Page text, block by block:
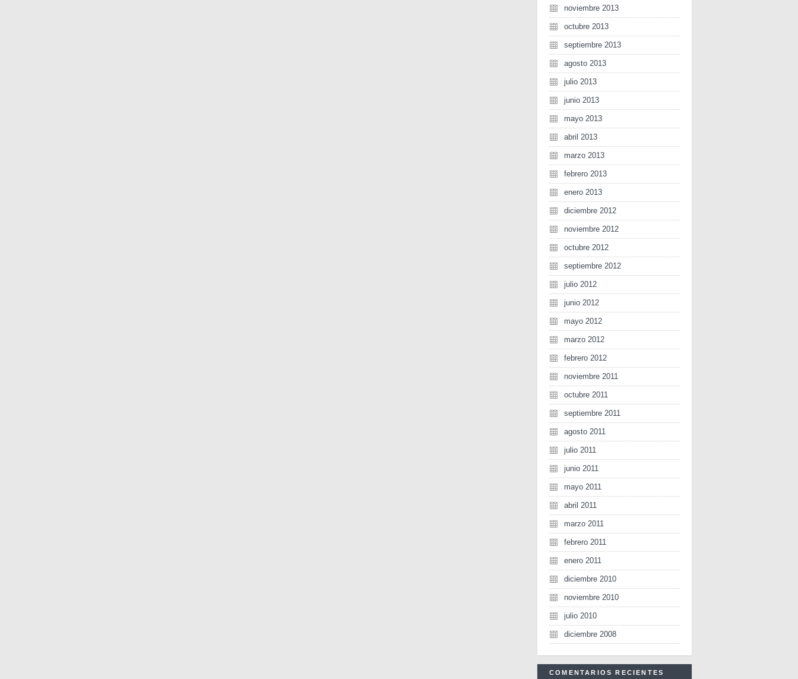
noviembre 2013
octubre 2013
septiembre 2013
agosto 2013
julio 2013
junio 2013
mayo 2013
abril 2013
marzo 2013
febrero 2013
enero 2013
diciembre 2012
noviembre 2012
octubre 2012
septiembre 2012
julio 2012
junio 2012
mayo 2012
marzo 2012
febrero 2012
noviembre 2011
octubre 2011
septiembre 2011
agosto 2011
julio 2011
junio 2011
mayo 2011
abril 2011
marzo 2011
febrero 2011
enero 2011
diciembre 2010
noviembre 2010
julio 2010
diciembre 2008
COMENTARIOS RECIENTES